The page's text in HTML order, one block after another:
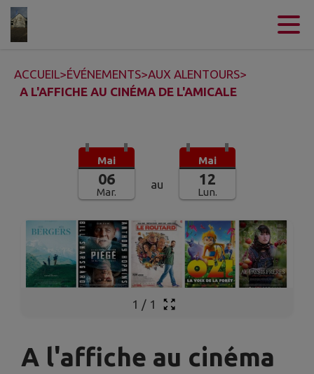
ACCUEIL>ÉVÉNEMENTS>AUX ALENTOURS>
A L'AFFICHE AU CINÉMA DE L'AMICALE
Mai
06
Mar.
au
Mai
12
Lun.
1 / 1
A l'affiche au cinéma